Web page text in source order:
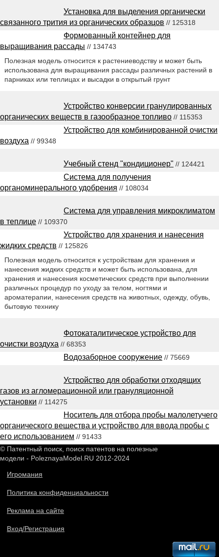
Установка для выделения органически
связанного трития из органических образцов // 125318
Формованный контейнер для
выращивания рассады // 134743
Полезная модель относится к растениеводству и может быть
использована для выращивания рассады различных растений в
парниках или теплицах и высадки в открытый грунт
Устройство конверсии гранулированных
органических веществ в газообразное топливо // 115353
Устройство для комбинированной очистки
воздуха // 99348
Учебный стенд "кондиционер" // 124421
Система для получения
органоминерального удобрения // 108034
Система для управления микроклиматом
в теплице // 109370
Устройство для хранения и нанесения
жидких средств // 125826
Полезная модель относится к устройствам для хранения и
нанесения жидких средств и может быть использована, для
хранения и нанесения косметических средств при выполнении
различных процедур по уходу за телом, ногтями и
ароматерапии, нанесения средств на животных, одежду, обувь,
бытовую технику
Фотокаталитическое устройство для
очистки воздуха // 68353
Водозаборное сооружение // 75669
Устройство для обработки отходящих
газов из агломерационной или грануляционной
установки // 114275
Носитель для отбора пробы малолетучего
органического вещества и устройство для ввода пробы с
его использованием // 91433
© Патентный поиск, поиск патентов на полезные
модели - PoleznayaModel.RU 2012-2024
Игромания
Политика конфиденциальности
Реклама на сайте
Вход/Регистрация